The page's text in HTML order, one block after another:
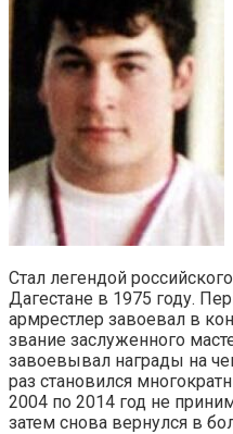
Стал легендой
Дагестане в 1975 году.
армрестлер завоевал в
звание заслуженного
завоевывал награды на
раз становился
2004 по 2014 год не
затем снова вернулся в